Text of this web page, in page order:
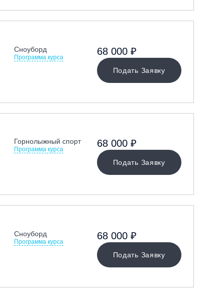
Сноуборд
Программа курса
Подать Заявку
68 000 ₽
Горнолыжный спорт
Программа курса
Подать Заявку
68 000 ₽
Сноуборд
Программа курса
Подать Заявку
68 000 ₽